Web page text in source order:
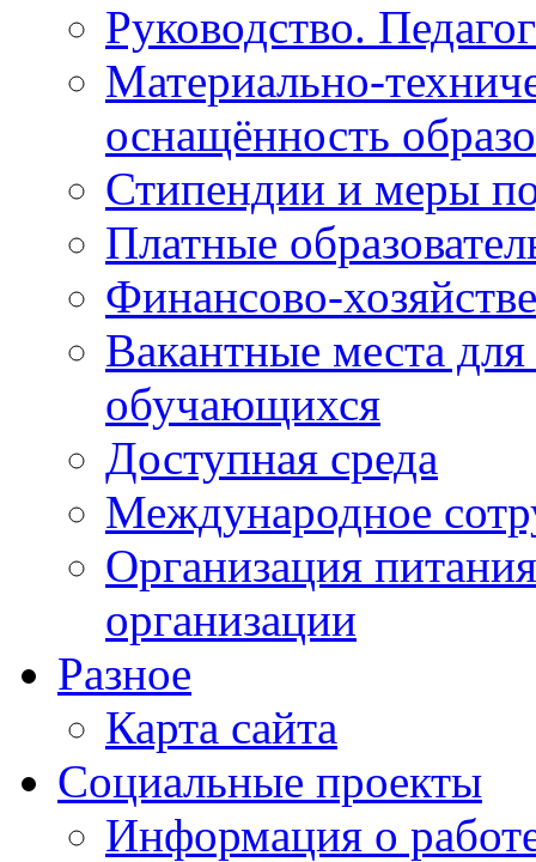
Руководство.
Материально-
оснащённость
Стипендии и меры
Платные
Финансово-
Вакантные места
обучающихся
Доступная среда
Международное
Организация
организации
Разное
Карта сайта
Социальные проекты
Информация о